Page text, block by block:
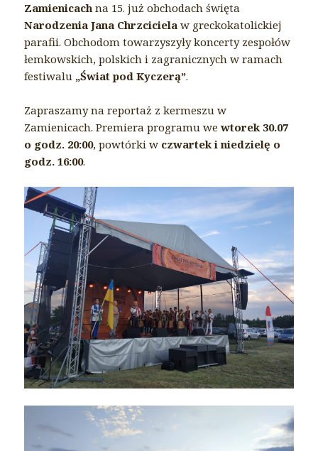
Zamienicach na 15. już obchodach święta
Narodzenia Jana Chrzciciela w greckokatolickiej
parafii. Obchodom towarzyszyły koncerty zespołów
łemkowskich, polskich i zagranicznych w ramach
festiwalu „Świat pod Kyczerą”.
Zapraszamy na reportaż z kermeszu w
Zamienicach. Premiera programu wewtorek 30.07
o godz. 20:00, powtórki w czwartek i niedzielę o
godz. 16:00.